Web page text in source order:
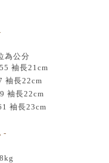
為公分
袖長21cm
袖長22cm
袖長22cm
袖長23cm
-